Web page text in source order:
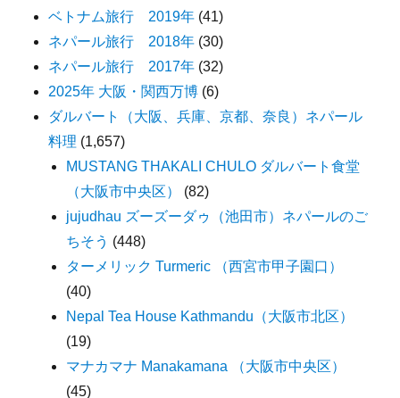
ベトナム旅行 2019年 (41)
ネパール旅行 2018年 (30)
ネパール旅行 2017年 (32)
2025年 大阪・関西万博 (6)
ダルバート（大阪、兵庫、京都、奈良）ネパール
料理 (1,657)
MUSTANG THAKALI CHULO ダルバート食堂
（大阪市中央区）
(82)
jujudhau ズーズーダゥ（池田市）ネパールのご
ちそう (448)
ターメリック Turmeric （西宮市甲子園口）
(40)
Nepal Tea House Kathmandu（大阪市北区）
(19)
マナカマナ Manakamana （大阪市中央区）
(45)